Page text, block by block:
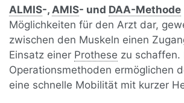
ALMIS-, AMIS- und DAA-Methode
Möglichkeiten für den Arzt dar,
zwischen den Muskeln einen
Einsatz einer Prothese zu schaffen.
Operationsmethoden ermöglichen
eine schnelle Mobilität mit kurzer